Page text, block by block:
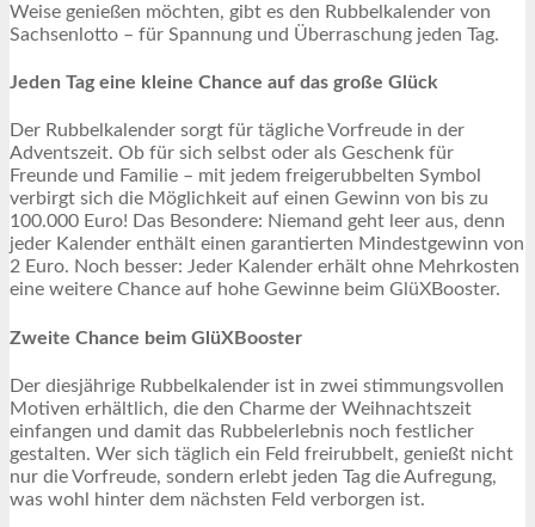
Weise genießen möchten, gibt es den Rubbelkalender von
Sachsenlotto – für Spannung und Überraschung jeden Tag.
Jeden Tag eine kleine Chance auf das große Glück
Der Rubbelkalender sorgt für tägliche Vorfreude in der
Adventszeit. Ob für sich selbst oder als Geschenk für
Freunde und Familie – mit jedem freigerubbelten Symbol
verbirgt sich die Möglichkeit auf einen Gewinn von bis zu
100.000 Euro! Das Besondere: Niemand geht leer aus, denn
jeder Kalender enthält einen garantierten Mindestgewinn von
2 Euro. Noch besser: Jeder Kalender erhält ohne Mehrkosten
eine weitere Chance auf hohe Gewinne beim GlüXBooster.
Zweite Chance beim GlüXBooster
Der diesjährige Rubbelkalender ist in zwei stimmungsvollen
Motiven erhältlich, die den Charme der Weihnachtszeit
einfangen und damit das Rubbelerlebnis noch festlicher
gestalten. Wer sich täglich ein Feld freirubbelt, genießt nicht
nur die Vorfreude, sondern erlebt jeden Tag die Aufregung,
was wohl hinter dem nächsten Feld verborgen ist.